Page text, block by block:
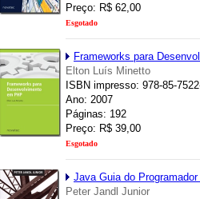
Preço: R$ 62,00
Esgotado
Frameworks para
Elton Luís Minetto
ISBN impresso: 978-85-
Ano: 2007
Páginas: 192
Preço: R$ 39,00
Esgotado
Java Guia do
Peter Jandl Junior